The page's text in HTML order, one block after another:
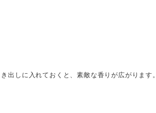
出しに入れておくと、素敵な香りが広がります。